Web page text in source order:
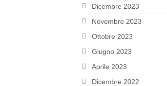
Dicembre 2023
Novembre 2023
Ottobre 2023
Giugno 2023
Aprile 2023
Dicembre 2022